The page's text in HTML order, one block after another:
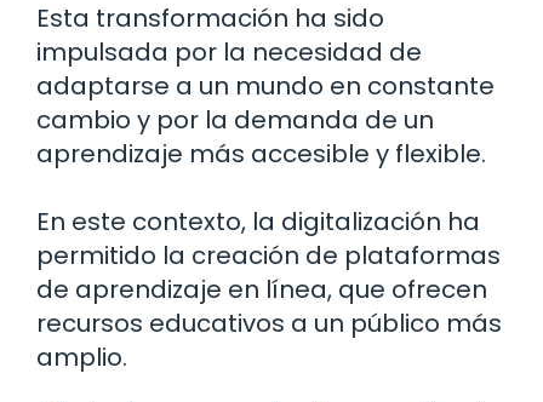
Esta transformación ha sido
impulsada por la necesidad de
adaptarse a un mundo en constante
cambio y por la demanda de un
aprendizaje más accesible y flexible.
En este contexto, la digitalización ha
permitido la creación de plataformas
de aprendizaje en línea, que ofrecen
recursos educativos a un público más
amplio.